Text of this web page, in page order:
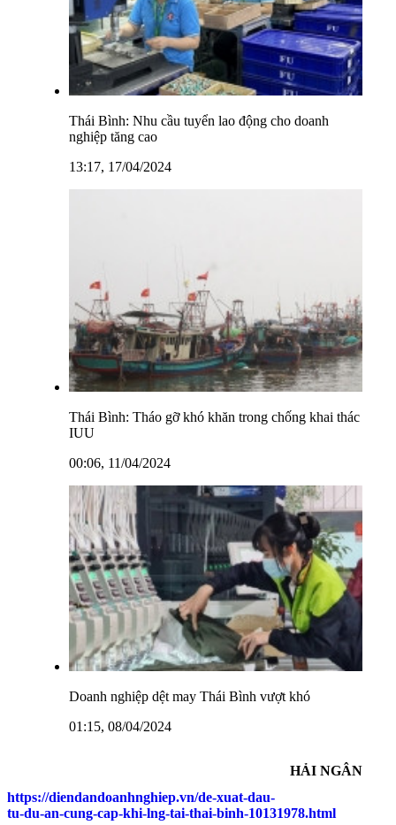
Thái Bình: Nhu cầu tuyển lao động cho doanh
nghiệp tăng cao
13:17, 17/04/2024
Thái Bình: Tháo gỡ khó khăn trong chống khai thác
IUU
00:06, 11/04/2024
Doanh nghiệp dệt may Thái Bình vượt khó
01:15, 08/04/2024
HẢI NGÂN
https://diendandoanhnghiep.vn/de-xuat-dau-
tu-du-an-cung-cap-khi-lng-tai-thai-binh-10131978.html